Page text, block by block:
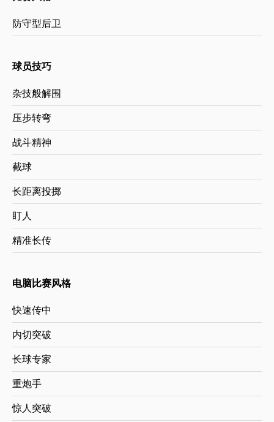
防守型后卫
球员技巧
杂技般解围
压步转弯
战斗精神
截球
长距离投掷
盯人
精准长传
电脑比赛风格
快速传中
内切突破
长球专家
重炮手
惊人突破